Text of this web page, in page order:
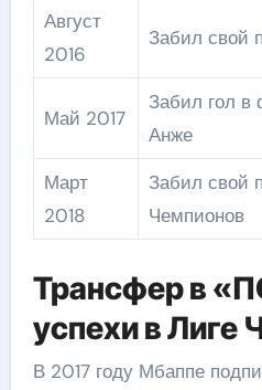
Август
2016
Забил свой
Май 2017
Забил гол в
Анже
Март
2018
Забил свой
Чемпионов
Трансфер в
успехи в Лиге
В 2017 году Мбаппе